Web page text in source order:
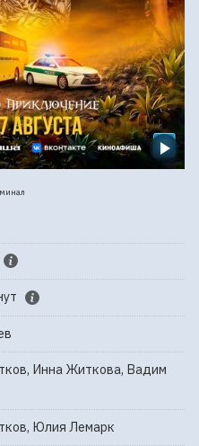
Инна Житкова, Вадим
Юлия Лемарк